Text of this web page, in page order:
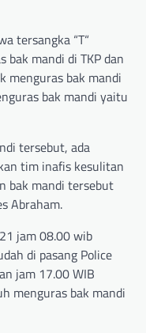
tersangka “T“
bak mandi di TKP dan
menguras bak mandi
bak mandi yaitu
tersebut, ada
tim inafis kesulitan
bak mandi tersebut
Abraham.
jam 08.00 wib
di pasang Police
jam 17.00 WIB
menguras bak mandi